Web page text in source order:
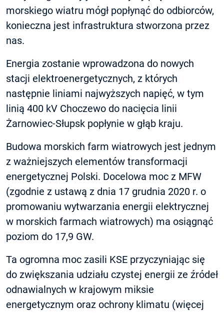
morskiego wiatru mógł popłynąć do odbiorców,
konieczna jest infrastruktura stworzona przez
nas.
Energia zostanie wprowadzona do nowych
stacji elektroenergetycznych, z których
następnie liniami najwyższych napięć, w tym
linią 400 kV Choczewo do nacięcia linii
Żarnowiec-Słupsk popłynie w głąb kraju.
Budowa morskich farm wiatrowych jest jednym
z ważniejszych elementów transformacji
energetycznej Polski. Docelowa moc z MFW
(zgodnie z ustawą z dnia 17 grudnia 2020 r. o
promowaniu wytwarzania energii elektrycznej
w morskich farmach wiatrowych) ma osiągnąć
poziom do 17,9 GW.
Ta ogromna moc zasili KSE przyczyniając się
do zwiększania udziału czystej energii ze źródeł
odnawialnych w krajowym miksie
energetycznym oraz ochrony klimatu (więcej